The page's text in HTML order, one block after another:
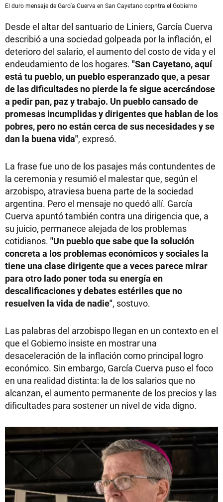
El duro mensaje de García Cuerva en San Cayetano copntra el Gobierno
Desde el altar del santuario de Liniers, García Cuerva
describió a una sociedad golpeada por la inflación, el
deterioro del salario, el aumento del costo de vida y el
endeudamiento de los hogares. "San Cayetano, aquí
está tu pueblo, un pueblo esperanzado que, a pesar
de las dificultades no pierde la fe sigue acercándose
a pedir pan, paz y trabajo. Un pueblo cansado de
promesas incumplidas y dirigentes que hablan de los
pobres, pero no están cerca de sus necesidades y se
dan la buena vida", expresó.
La frase fue uno de los pasajes más contundentes de
la ceremonia y resumió el malestar que, según el
arzobispo, atraviesa buena parte de la sociedad
argentina. Pero el mensaje no quedó allí. García
Cuerva apuntó también contra una dirigencia que, a
su juicio, permanece alejada de los problemas
cotidianos. "Un pueblo que sabe que la solución
concreta a los problemas económicos y sociales la
tiene una clase dirigente que a veces parece mirar
para otro lado poner toda su energía en
descalificaciones y debates estériles que no
resuelven la vida de nadie", sostuvo.
Las palabras del arzobispo llegan en un contexto en el
que el Gobierno insiste en mostrar una
desaceleración de la inflación como principal logro
económico. Sin embargo, García Cuerva puso el foco
en una realidad distinta: la de los salarios que no
alcanzan, el aumento permanente de los precios y las
dificultades para sostener un nivel de vida digno.